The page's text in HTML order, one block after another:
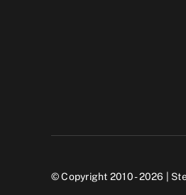
© Copyright 2010 - 2026 |